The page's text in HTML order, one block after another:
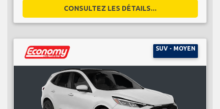
CONSULTEZ LES DÉTAILS...
SUV - MOYEN